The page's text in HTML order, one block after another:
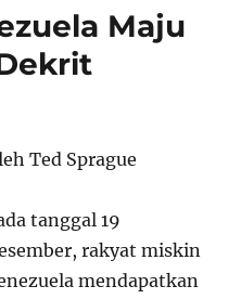
Perubahan
Maju
Ted Sprague
tanggal 19
rakyat miskin
mendapatkan